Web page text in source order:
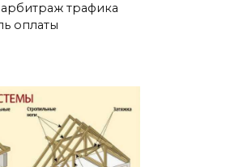
трафика
оплаты